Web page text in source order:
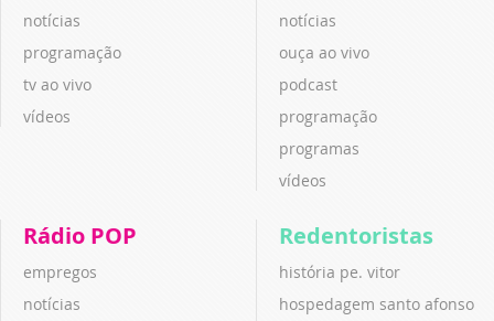
notícias
programação
tv ao vivo
vídeos
notícias
ouça ao vivo
podcast
programação
programas
vídeos
Rádio POP
empregos
notícias
Redentoristas
história pe. vitor
hospedagem santo afonso